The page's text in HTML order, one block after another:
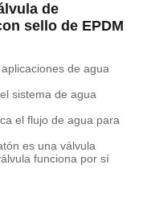
de
sello de EPDM
de agua
sistema de agua
el flujo de agua para
es una válvula
funciona por sí